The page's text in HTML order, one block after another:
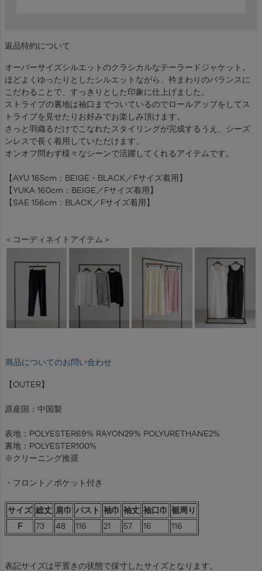
返品特約について
オーバーサイズシルエットのクラシカルなテーラードジャケット。
ほどよくゆったりとしたシルエットながら、衿まわりのバランスに
こだわることで、すっきりとした印象に仕上げました。
ストライプの裏地は袖口までついているのでロールアップをしてス
トライプを見せたりお好みでお楽しみ頂けます。
さっと羽織るだけでこなれたスタイリングが完成するうえ、シーズ
ンレスで長く着用していただけます。
オンオフ問わず様々なシーンで活躍してくれるアイテムです。
【AYU 165cm：BEIGE・BLACK／Fサイズ着用】
【YUKA 160cm：BEIGE／Fサイズ着用】
【SAE 156cm：BLACK／Fサイズ着用】
＜コーディネイトアイテム＞
商品についてのお問い合わせ
【OUTER】
原産国：中国製
表地：POLYESTER69% RAYON29% POLYURETHANE2%
裏地：POLYESTER100%
※クリーニング推奨
・フロント／ポケット付き
サイズ 総丈 肩巾 バスト 袖巾 袖丈 袖口巾 裾周り
F
73 48 116 21 57 16 116
表記サイズは平置きの状態で採寸したサイズとなります。